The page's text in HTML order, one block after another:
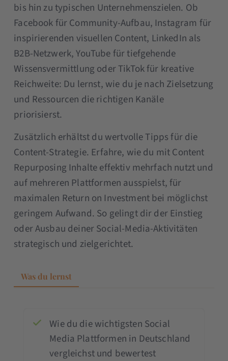
bis hin zu typischen Unternehmenszielen. Ob
Facebook für Community-Aufbau, Instagram für
inspirierenden visuellen Content, LinkedIn als
B2B-Netzwerk, YouTube für tiefgehende
Wissensvermittlung oder TikTok für kreative
Reichweite: Du lernst, wie du je nach Zielsetzung
und Ressourcen die richtigen Kanäle
priorisierst.
Zusätzlich erhältst du wertvolle Tipps für die
Content-Strategie. Erfahre, wie du mit Content
Repurposing Inhalte effektiv mehrfach nutzt und
auf mehreren Plattformen ausspielst, für
maximalen Return on Investment bei möglichst
geringem Aufwand. So gelingt dir der Einstieg
oder Ausbau deiner Social-Media-Aktivitäten
strategisch und zielgerichtet.
Was du lernst
Wie du die wichtigsten Social
Media Plattformen in Deutschland
vergleichst und bewertest